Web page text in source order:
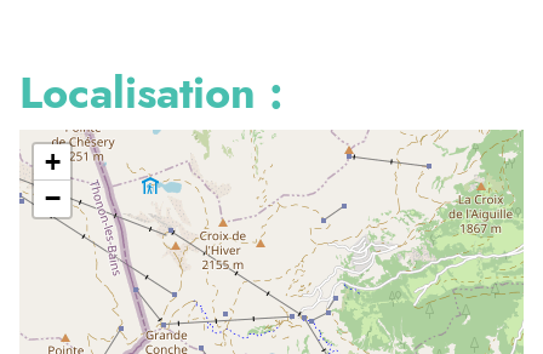
Localisation :
+
−